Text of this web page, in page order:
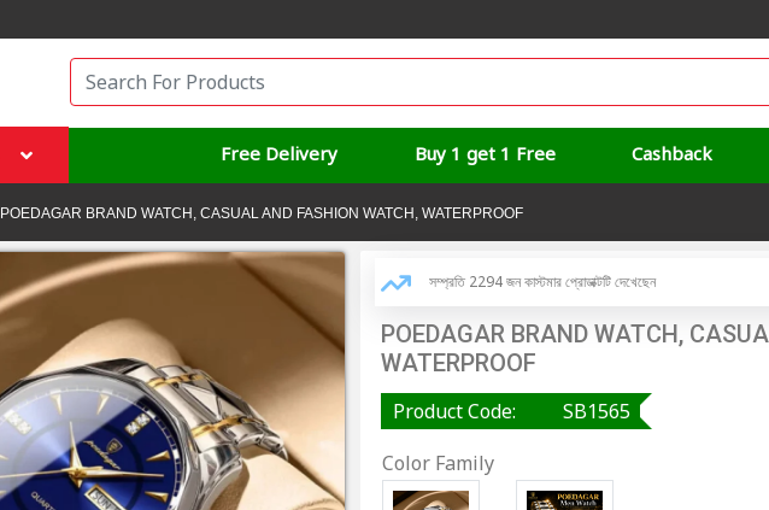
Free Delivery Buy 1 get 1 Free Cashback
POEDAGAR BRAND WATCH, CASUAL AND FASHION WATCH, WATERPROOF
সম্প্রতি 2294 জন কাস্টমার প্রোডাক্টটি দেখেছেন
POEDAGAR BRAND WATCH,
WATERPROOF
Product Code:
SB1565
Color Family